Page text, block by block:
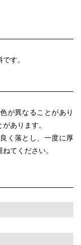
す。
が異なることがあり
あります。
く落とし、一度に厚
てください。